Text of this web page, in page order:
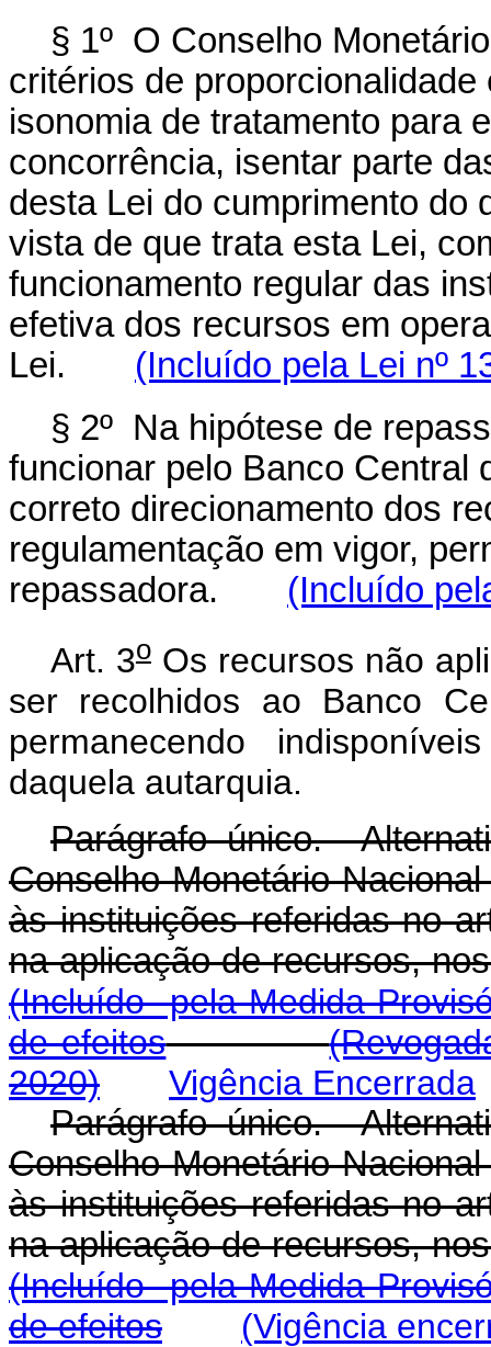
§ 1º O Conselho
critérios de
isonomia de tratamento para
concorrência, isentar parte
desta Lei do cumprimento do
vista de que trata esta Lei,
funcionamento regular das
efetiva dos recursos em
Lei.
(Incluído pela Lei nº
§ 2º Na hipótese de
funcionar pelo Banco Central
correto direcionamento dos
regulamentação em vigor,
repassadora.
(Incluído
Art. 3oOs recursos não
ser recolhidos ao Banco
permanecendo
daquela autarquia.
Parágrafo único.
Conselho Monetário
às instituições referidas no
na aplicação de
(Incluído pela Medida
de efeitos
2020)
Vigência Encerrada
Parágrafo único.
Conselho Monetário
às instituições referidas no
na aplicação de
(Incluído pela Medida
de efeitos
(Vigência